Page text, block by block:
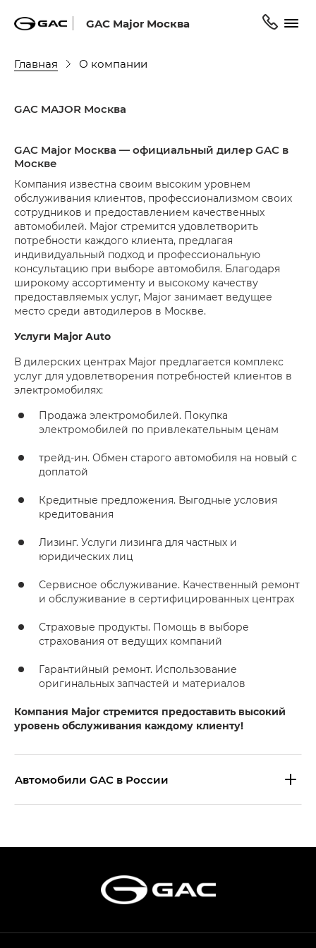
GAC Major Москва
Главная О компании
GAC MAJOR Москва
GAC Major Москва — официальный дилер GAC в
Москве
Компания известна своим высоким уровнем
обслуживания клиентов, профессионализмом своих
сотрудников и предоставлением качественных
автомобилей. Major стремится удовлетворить
потребности каждого клиента, предлагая
индивидуальный подход и профессиональную
консультацию при выборе автомобиля. Благодаря
широкому ассортименту и высокому качеству
предоставляемых услуг, Major занимает ведущее
место среди автодилеров в Москве.
Услуги Major Auto
В дилерских центрах Major предлагается комплекс
услуг для удовлетворения потребностей клиентов в
электромобилях:
Продажа электромобилей. Покупка
электромобилей по привлекательным ценам
трейд-ин. Обмен старого автомобиля на новый с
доплатой
Кредитные предложения. Выгодные условия
кредитования
Лизинг. Услуги лизинга для частных и
юридических лиц
Сервисное обслуживание. Качественный ремонт
и обслуживание в сертифицированных центрах
Страховые продукты. Помощь в выборе
страхования от ведущих компаний
Гарантийный ремонт. Использование
оригинальных запчастей и материалов
Компания Major стремится предоставить высокий
уровень обслуживания каждому клиенту!
Aвтомобили GAC в России
Эс Икс ПРЕМИУМ — SX PREMIUM
S7 — Эс 7 (S7) в комплектациях
Эс Икс ПРЕМИУМ — SX PREMIUM, Эс Тэ — ST
в комплектации Экс ПРЕМИУМ — EX PREMIUM